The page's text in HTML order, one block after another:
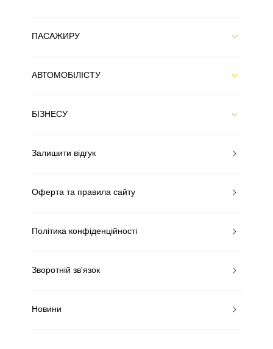
ПАСАЖИРУ
АВТОМОБІЛІСТУ
БІЗНЕСУ
Залишити відгук
Оферта та правила сайту
Політика конфіденційності
Зворотній зв'язок
Новини